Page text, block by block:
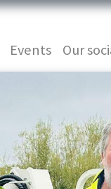
Events Our